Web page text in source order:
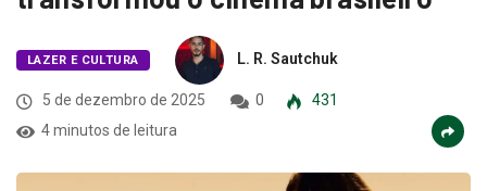
LAZER E CULTURA L. R. Sautchuk
5 de dezembro de 2025 0
431
4 minutos de leitura